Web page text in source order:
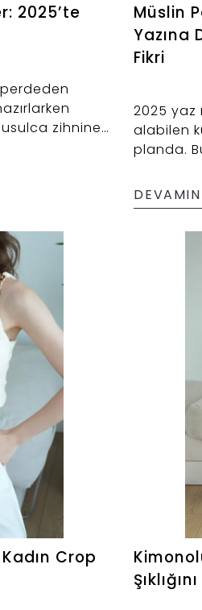
2025’te
zihnine
ama aynaya
dedirten bir
Müslin
Yazına
Fikri
2025 yaz
alabilen
planda.
Crop